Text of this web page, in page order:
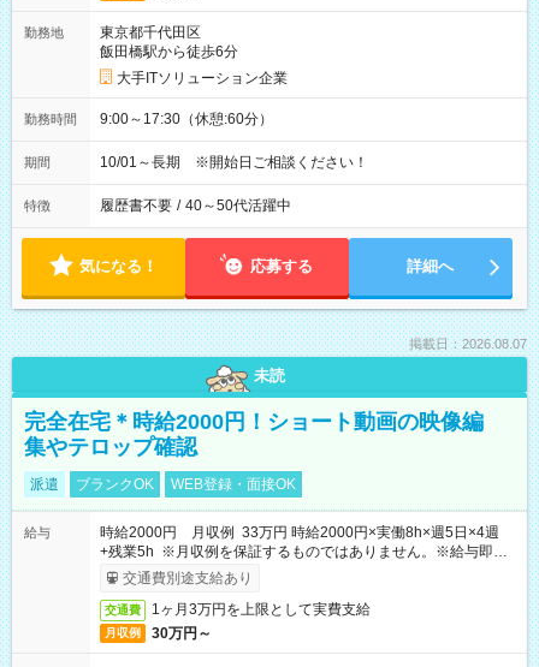
勤務地
東京都千代田区
飯田橋駅から徒歩6分
大手ITソリューション企業
勤務時間 9:00～17:30（休憩:60分）
期間 10/01～長期 ※開始日ご相談ください！
特徴 履歴書不要 / 40～50代活躍中
気になる！ 応募する 詳細へ
掲載日：2026.08.07
未読
完全在宅＊時給2000円！ショート動画の映像編
集やテロップ確認
派遣 ブランクOK WEB登録・面接OK
給与
時給2000円 月収例 33万円 時給2000円×実働8h×週5日×4週
+残業5h ※月収例を保証するものではありません。※給与即受
取りサービス利用可（利用条件有）
交通費別途支給あり
交通費 1ヶ月3万円を上限として実費支給
月収例 30万円～